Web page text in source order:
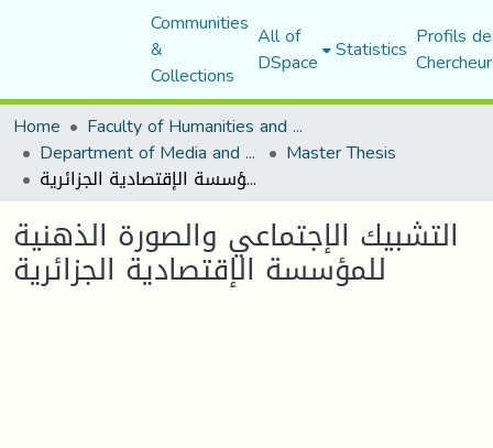
Communities
&
Collections
All of
DSpace Statistics Profils
Home
Faculty of Humanities and Social Sciences
Department of Media and Communication Studies Master Thesis
التشبيك الإجتماعي والصورة الذهنية للمؤسسة الإقتصادية الجزائرية
التشبيك الإجتماعي والصورة الذهنية
للمؤسسة الإقتصادية الجزائرية